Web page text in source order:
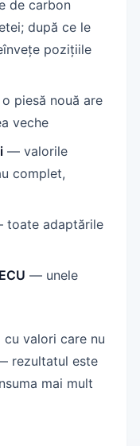
de carbon
după ce le
pozițiile
piesă nouă are
veche
— valorile
complet,
adaptările
— unele
cu valori care nu
rezultatul este
mai mult